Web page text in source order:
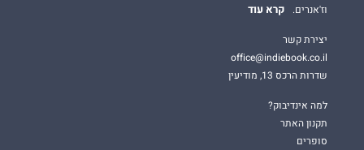
וז'אנרים.
קרא עוד
יצירת קשר
office@indiebook.co.il
שדרות הרכס 13, מודיעין
למה אינדיבוק?
תקנון האתר
סופרים